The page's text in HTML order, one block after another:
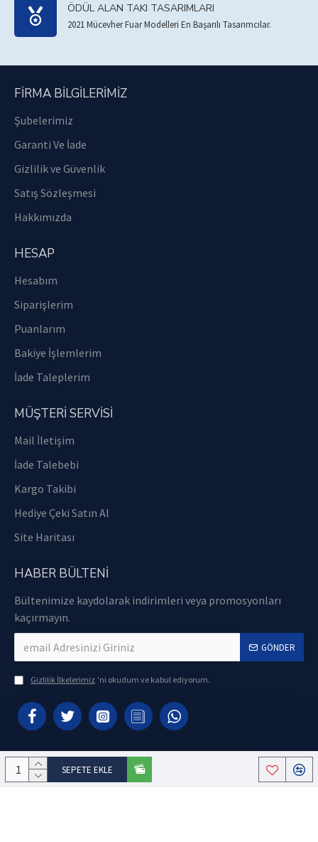
SEPETE EKLE
ÖDÜL ALAN TAKI TASARIMLARI
2021 Mücevher Fuar Modelleri En Başarılı Tasarımcılar.
FIRMA BILGILERIMIZ
Şubelerimiz
Garanti Ve İade
Gizlilik ve Güvenlik
Satış Sözleşmesi
Hakkımızda
HESAP
Hesabım
Siparişlerim
Puanlarım
Bakiye İşlemlerim
İade Taleplerim
MÜŞTERİ SERVİSİ
Mail İletişim
İade Talebebi
Kargo Takibi
Hediye Çeki Satın Al
Site Haritası
HABER BÜLTENI
Bültenimize kaydolarak indirimleri veya promosyonları
kaçırmayın.
GÖNDER
Gizlilik İlkelerimiz 'ni okudum ve kabul ediyorum.
Copyright © 2021, Ataman Yazılım - E-Ticaret Sistemleriyle Hazırlanmıştır.